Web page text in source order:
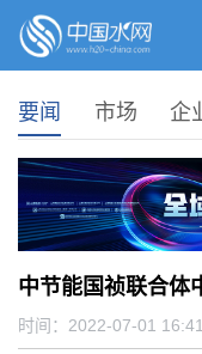
要闻 市场 企
中节能国祯联合体
时间：2022-07-01 16:41